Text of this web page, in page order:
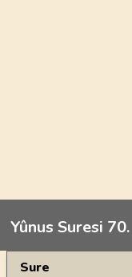
Yûnus Suresi
Genel Bilgiler
Sure